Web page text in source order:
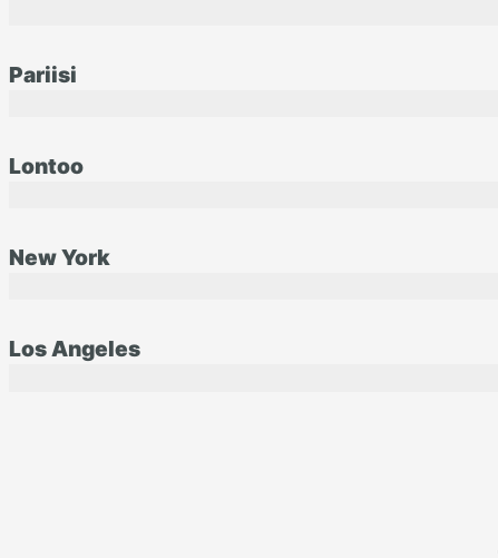
Pariisi
Lontoo
New York
Los Angeles